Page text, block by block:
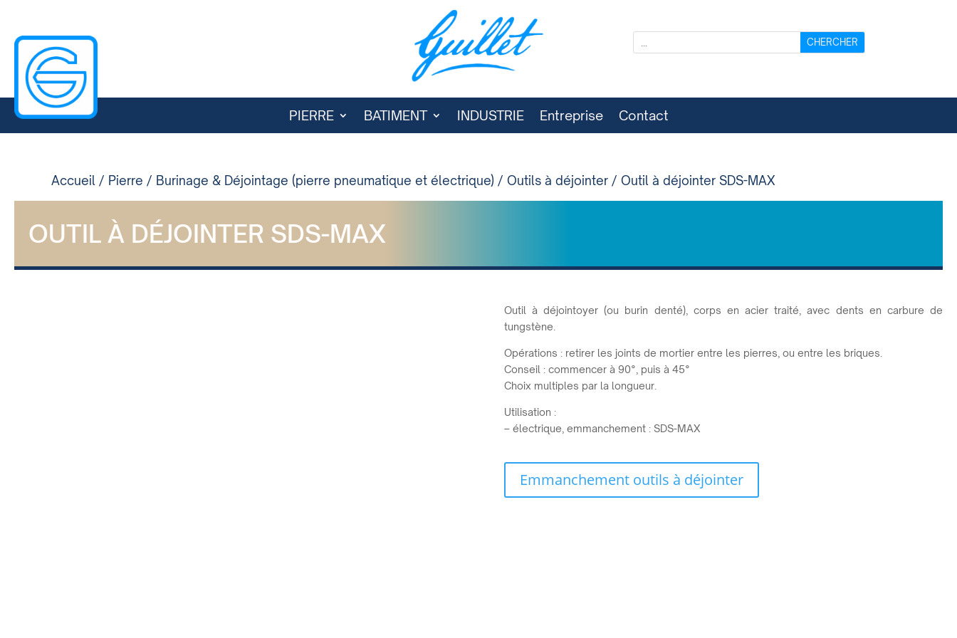
PIERRE BATIMENT INDUSTRIE Entreprise Contact
Accueil / Pierre / Burinage & Déjointage (pierre pneumatique et électrique) / Outils à déjointer / Outil à déjointer SDS-MAX
OUTIL À DÉJOINTER SDS-MAX
Outil à déjointoyer (ou burin denté), corps en acier traité, avec dents en carbure de
tungstène.
Opérations : retirer les joints de mortier entre les pierres, ou entre les briques.
Conseil : commencer à 90°, puis à 45°
Choix multiples par la longueur.
Utilisation :
– électrique, emmanchement : SDS-MAX
Emmanchement outils à déjointer